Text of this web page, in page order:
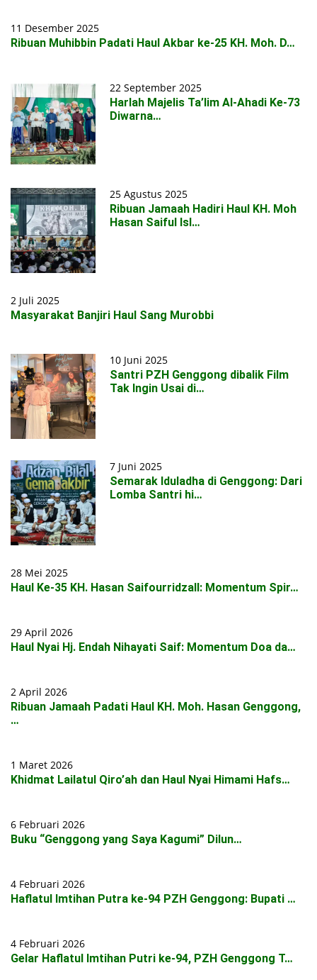
11 Desember 2025
Ribuan Muhibbin Padati Haul Akbar ke-25 KH. Moh. D…
22 September 2025
Harlah Majelis Ta’lim Al-Ahadi Ke-73
Diwarna…
25 Agustus 2025
Ribuan Jamaah Hadiri Haul KH. Moh
Hasan Saiful Isl…
2 Juli 2025
Masyarakat Banjiri Haul Sang Murobbi
10 Juni 2025
Santri PZH Genggong dibalik Film
Tak Ingin Usai di…
7 Juni 2025
Semarak Iduladha di Genggong: Dari
Lomba Santri hi…
28 Mei 2025
Haul Ke-35 KH. Hasan Saifourridzall: Momentum Spir…
29 April 2026
Haul Nyai Hj. Endah Nihayati Saif: Momentum Doa da…
2 April 2026
Ribuan Jamaah Padati Haul KH. Moh. Hasan Genggong,
…
1 Maret 2026
Khidmat Lailatul Qiro’ah dan Haul Nyai Himami Hafs…
6 Februari 2026
Buku “Genggong yang Saya Kagumi” Dilun…
4 Februari 2026
Haflatul Imtihan Putra ke-94 PZH Genggong: Bupati …
4 Februari 2026
Gelar Haflatul Imtihan Putri ke-94, PZH Genggong T…